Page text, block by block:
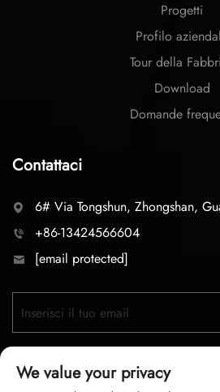
Progetti
Profilo
Tour della
Download
Domande
Contattaci
6# Via Tongshun, Zhongshan,
+86-13424566604
[email protected]
We value your privacy